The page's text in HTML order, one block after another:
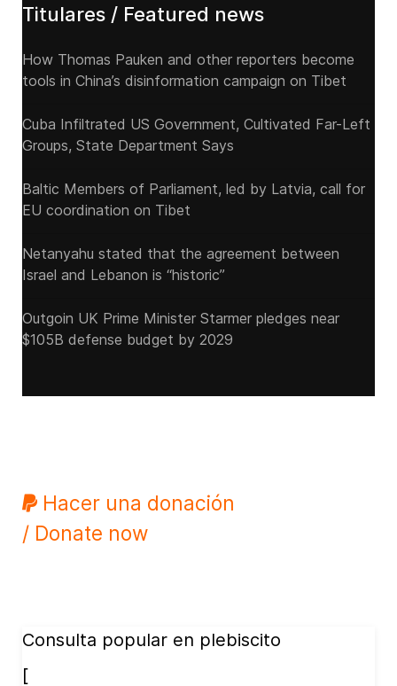
Titulares / Featured news
How Thomas Pauken and other reporters become
tools in China’s disinformation campaign on Tibet
Cuba Infiltrated US Government, Cultivated Far-Left
Groups, State Department Says
Baltic Members of Parliament, led by Latvia, call for
EU coordination on Tibet
Netanyahu stated that the agreement between
Israel and Lebanon is “historic”
Outgoin UK Prime Minister Starmer pledges near
$105B defense budget by 2029
Hacer una donación
/ Donate now
Consulta popular en plebiscito
[